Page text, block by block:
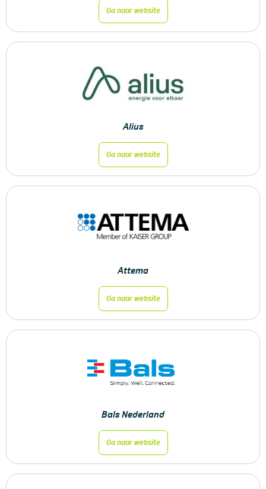
Ga naar website
Alius
Ga naar website
Attema
Ga naar website
Bals Nederland
Ga naar website